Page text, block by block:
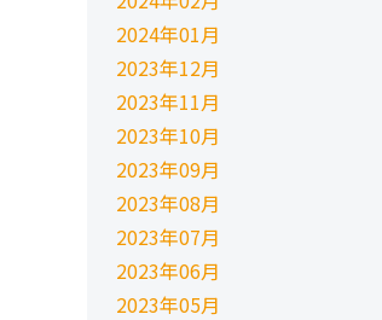
2024年01月
2023年12月
2023年11月
2023年10月
2023年09月
2023年08月
2023年07月
2023年06月
2023年05月